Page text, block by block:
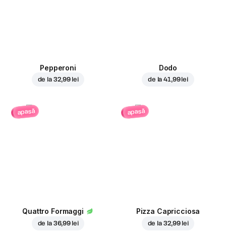
Pepperoni
de la 32,99 lei
Dodo
de la41,99 lei
apasă
Quattro Formaggi
de la 36,99 lei
apasă
Pizza Capricciosa
de la 32,99 lei